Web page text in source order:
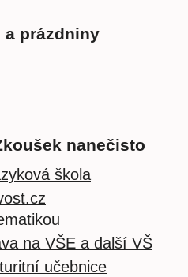
a prázdniny
nanečisto
škola
na VŠE a další VŠ
učebnice